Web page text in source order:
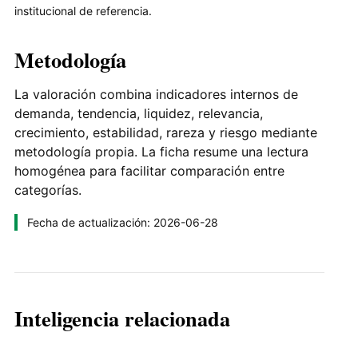
institucional de referencia.
Metodología
La valoración combina indicadores internos de
demanda, tendencia, liquidez, relevancia,
crecimiento, estabilidad, rareza y riesgo mediante
metodología propia. La ficha resume una lectura
homogénea para facilitar comparación entre
categorías.
Fecha de actualización: 2026-06-28
Inteligencia relacionada